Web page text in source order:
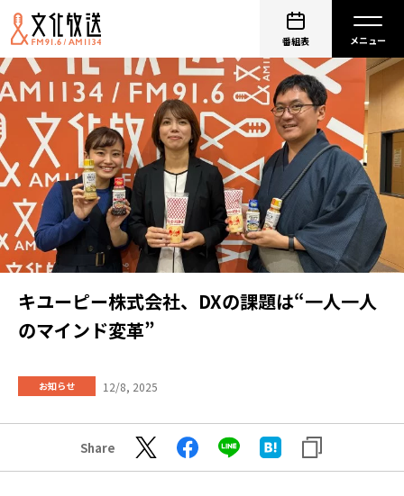
番組表
キユーピー株式会社、DXの課題は“一人一人
のマインド変革”
お知らせ 12/8, 2025
Share